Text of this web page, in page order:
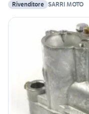
Rivenditore SARRI MOTO